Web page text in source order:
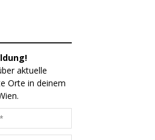
aktuelle
Orte in deinem